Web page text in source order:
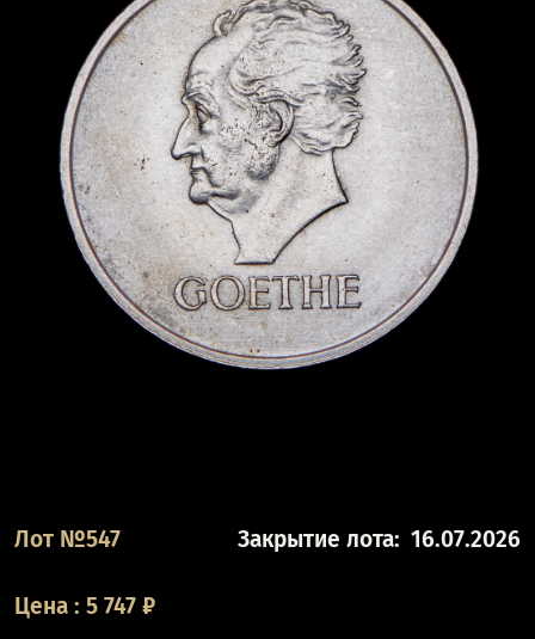
Лот №547 Закрытие лота: 16.07.2026
Цена : 5 747 ₽